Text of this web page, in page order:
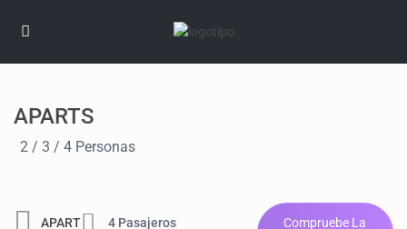
APARTS
,2 / 3 / 4 Personas
APART
4 Pasajeros
Compruebe La